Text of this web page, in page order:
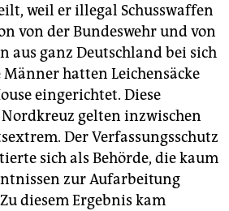
weil er illegal Schusswaffen
von der Bundeswehr und von
aus ganz Deutschland bei sich
hatten Leichensäcke
eingerichtet. Diese
gelten inzwischen
Der Verfassungsschutz
sich als Behörde, die kaum
zur Aufarbeitung
diesem Ergebnis kam